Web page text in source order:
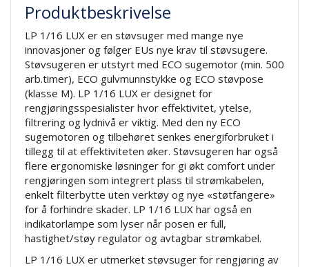
Produktbeskrivelse
LP 1/16 LUX er en støvsuger med mange nye
innovasjoner og følger EUs nye krav til støvsugere.
Støvsugeren er utstyrt med ECO sugemotor (min. 500
arb.timer), ECO gulvmunnstykke og ECO støvpose
(klasse M). LP 1/16 LUX er designet for
rengjøringsspesialister hvor effektivitet, ytelse,
filtrering og lydnivå er viktig. Med den ny ECO
sugemotoren og tilbehøret senkes energiforbruket i
tillegg til at effektiviteten øker. Støvsugeren har også
flere ergonomiske løsninger for gi økt comfort under
rengjøringen som integrert plass til strømkabelen,
enkelt filterbytte uten verktøy og nye «støtfangere»
for å forhindre skader. LP 1/16 LUX har også en
indikatorlampe som lyser når posen er full,
hastighet/støy regulator og avtagbar strømkabel.
LP 1/16 LUX er utmerket støvsuger for rengjøring av